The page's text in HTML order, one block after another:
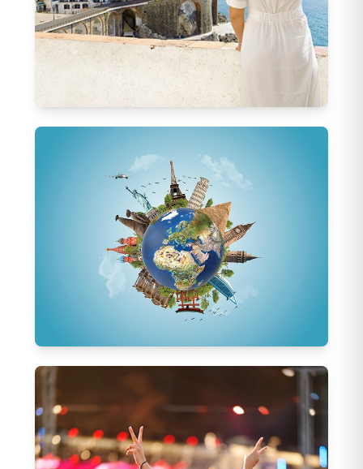
2026 Yurt Dışı Turları
Tur
2027 Erken Rezervasyon Turları
271Tur